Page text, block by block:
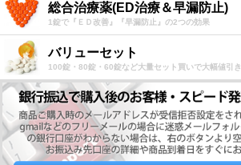
総合治療薬(ED治療＆早漏防止)
1錠で『ＥＤ改善』『早漏防止』の2つの効果
バリューセット
100錠・80錠・60錠など大量セット買いで大幅値引き